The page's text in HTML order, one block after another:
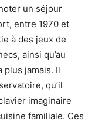
un séjour
entre 1970 et
à des jeux de
ainsi qu’au
plus jamais. Il
qu’il
imaginaire
familiale. Ces